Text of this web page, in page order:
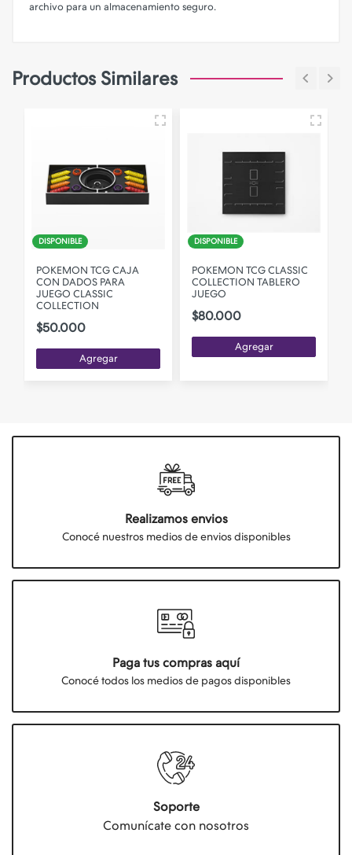
archivo para un almacenamiento seguro.
Productos Similares
DISPONIBLE
POKEMON TCG CAJA
CON DADOS PARA
JUEGO CLASSIC
COLLECTION
$50.000
Agregar
DISPONIBLE
POKEMON TCG CLASSIC
COLLECTION TABLERO
JUEGO
$80.000
Agregar
Realizamos envios
Conocé nuestros medios de envios disponibles
Paga tus compras aquí
Conocé todos los medios de pagos disponibles
Soporte
Comunícate con nosotros